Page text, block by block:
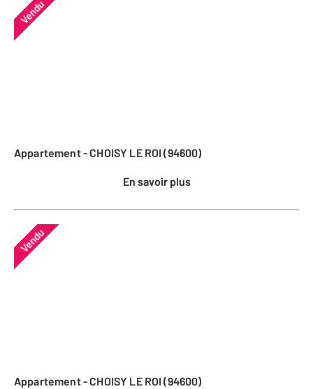
Vendu
Appartement - CHOISY LE ROI (94600)
En savoir plus
Vendu
Appartement - CHOISY LE ROI (94600)